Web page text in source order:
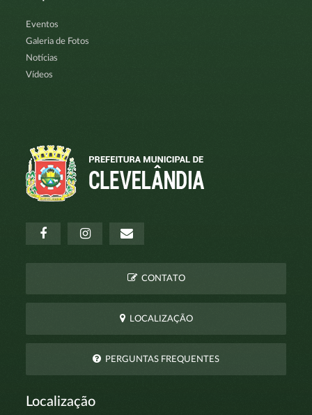
Eventos
Galeria de Fotos
Notícias
Vídeos
CONTATO
LOCALIZAÇÃO
PERGUNTAS FREQUENTES
Localização